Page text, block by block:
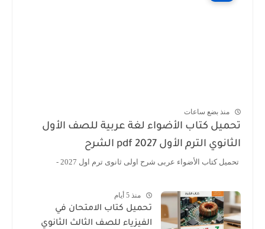
منذ بضع ساعات
تحميل كتاب الأضواء لغة عربية للصف الأول
الثانوي الترم الأول 2027 pdf الشرح
تحميل كتاب الأضواء عربى شرح اولى ثانوى ترم اول 2027 -
منذ 5 أيام
تحميل كتاب الامتحان في
الفيزياء للصف الثالث الثانوي